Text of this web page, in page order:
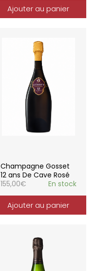
Ajouter au panier
Champagne Gosset
12 ans De Cave Rosé
155,00€ En stock
Ajouter au panier